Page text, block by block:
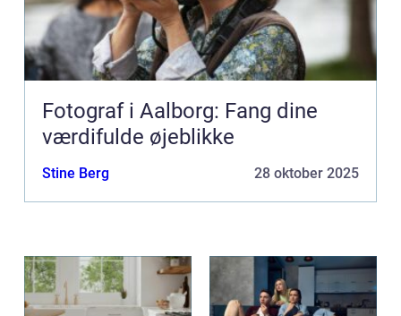
Fotograf i Aalborg: Fang dine
værdifulde øjeblikke
Stine Berg 28 oktober 2025